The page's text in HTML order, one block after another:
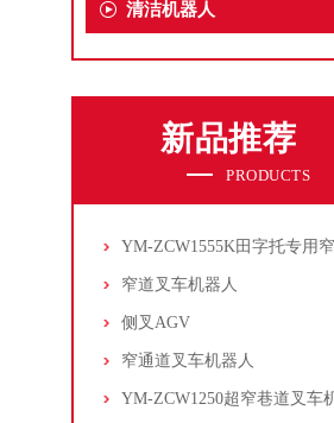
清洁机器人
新品推荐
PRODUCTS
窄道叉车机器人
侧叉AGV
窄通道叉车机器人